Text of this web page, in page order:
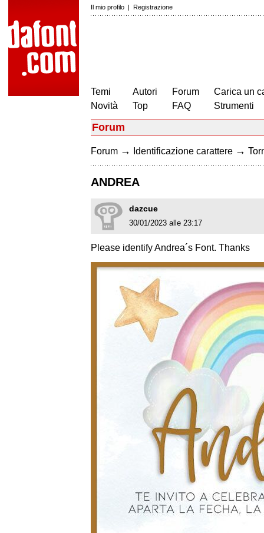
Il mio profilo | Registrazione
Temi
Novità
Autori
Top
Forum
FAQ
Carica un
Strumenti
Forum
Forum → Identificazione carattere →
ANDREA
dazcue
30/01/2023 alle 23:17
Please identify Andrea´s Font. Thanks